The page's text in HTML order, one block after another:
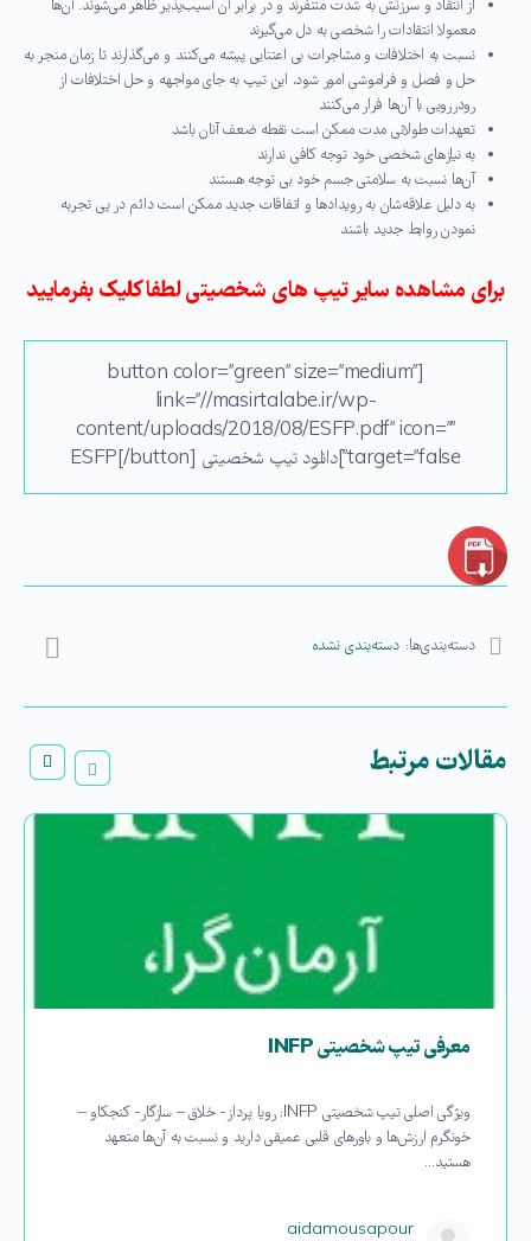
از انتقاد و سرزنش به شدت متنفرند و در برابر آن آسیب‌پذیر ظاهر می‌شوند. آن‌ها
معمولا انتقادات را شخصی به دل می‌گیرند
نسبت به اختلافات و مشاجرات بی اعتنایی پیشه می‌کنند و می‌گذارند تا زمان منجر به
حل و فصل و فراموشی امور شود، این تیپ به جای مواجهه و حل اختلافات از
رودررویی با آن‌ها فرار می‌کنند
تعهدات طولانی مدت ممکن است نقطه ضعف آنان باشد
به نیازهای شخصی خود توجه کافی ندارند
آن‌ها نسبت به سلامتی جسم خود بی توجه هستند
به دلیل علاقه‌شان به رویدادها و اتفاقات جدید ممکن است دائم در پی تجربه
نمودن روابط جدید باشند
برای مشاهده سایر تیپ های شخصیتی لطفا کلیک بفرمایید
[button color=”green” size=”medium”
link=”//masirtalabe.ir/wp-
content/uploads/2018/08/ESFP.pdf” icon=””
target=”false”]دانلود تیپ شخصیتی ESFP[/button]
دسته‌بندی‌ها: دسته‌بندی نشده
مقالات مرتبط
معرفی تیپ شخصیتی INFP
ویژگی اصلی تیپ شخصیتی INFP: رویا پرداز- خلاق – سازگار- کنجکاو –
خونگرم ارزش‌ها و باورهای قلبی عمیقی دارید و نسبت به آن‌ها متعهد
هستید…
aidamousapour